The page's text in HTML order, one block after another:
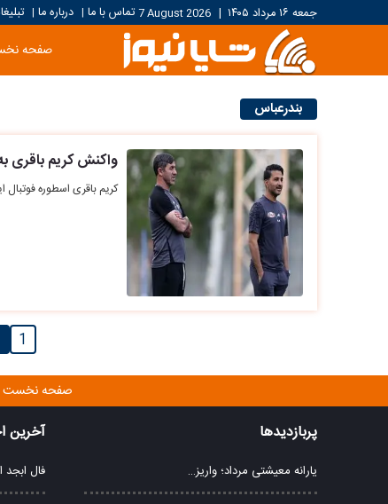
جمعه ۱۶ مرداد ۱۴۰۵ |
7 August 2026تماس با ما | درباره ما |
صفحه
بندرعباس
واکنش کریم باقری
کریم باقری اسطوره فوتبال
1
صفحه نخست
پربازدیدها
یارانه معیشتی مرداد؛ واریز…
آخرین
فال ابجد امروز